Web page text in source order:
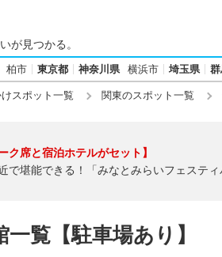
が見つかる。
柏市 東京都 神奈川県 横浜市 埼玉県
スポット一覧 関東のスポット一覧
ク席と宿泊ホテルがセット】
で堪能できる！「みなとみらいフェステ
覧【駐車場あり】